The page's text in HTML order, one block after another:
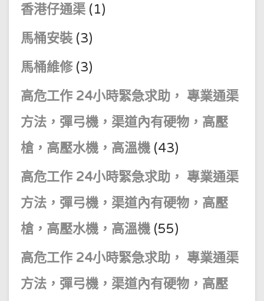
香港仔通渠 (1)
馬桶安裝 (3)
馬桶維修(3)
高危工作 24小時緊急求助， 專業通渠
方法，彈弓機，渠道內有硬物，高壓
槍，高壓水機，高溫機 (43)
高危工作 24小時緊急求助， 專業通渠
方法，彈弓機，渠道內有硬物，高壓
槍，高壓水機，高溫機 (55)
高危工作 24小時緊急求助， 專業通渠
方法，彈弓機，渠道內有硬物，高壓